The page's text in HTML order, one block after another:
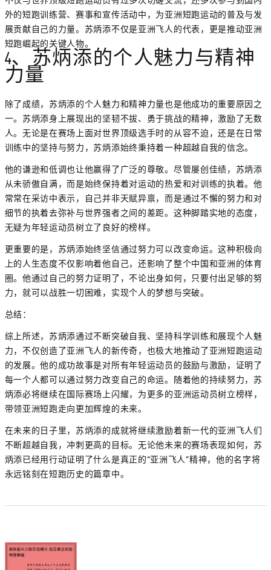
外的短跑训练营、赛事和宣传活动中，为亚洲短跑运动的普及与发
展贡献自己的力量。苏炳添不仅是亚洲飞人的代表，更是推动亚洲
短跑崛起的关键人物。
4、苏炳添的个人魅力与精神
力量
除了成绩，苏炳添的个人魅力和精神力量也是他成功的重要原因之
一。苏炳添身上展现出的坚韧不拔、勇于挑战的精神，激励了无数
人。无论是在赛场上面对世界顶级选手时的从容不迫，还是在日常
训练中的坚持与努力，苏炳添始终秉持着一种超越自我的信念。
他的谦逊和低调也让他赢得了广泛的尊敬。尽管屡创佳绩，苏炳添
从未骄傲自满，而是始终保持着对运动的热爱和对训练的执着。他
常常在采访中表示，自己并非天赋异禀，而是通过不懈的努力和对
细节的执着去弥补与世界强者之间的差距。这种脚踏实地的态度，
无疑为年轻运动员树立了良好的榜样。
更重要的是，苏炳添始终坚信通过努力可以改变命运。这种积极向
上的人生态度不仅影响着他自己，还影响了整个中国和亚洲的体育
圈。他通过自己的努力证明了，不论出身如何，只要付出足够的努
力，就可以战胜一切困难，实现个人的梦想与突破。
总结：
综上所述，苏炳添通过不断突破自我、坚持科学训练和展现个人魅
力，不仅创造了亚洲飞人的新传奇，也极大地推动了亚洲短跑运动
的发展。他的成功故事是对所有年轻运动员的鼓励与激励，证明了
每一个人都可以通过努力改变自己的命运。随着他的持续努力，苏
炳添必将继续在国际赛场上闪耀，为更多的亚洲运动员树立榜样，
带领亚洲短跑走向更加辉煌的未来。
在未来的日子里，苏炳添的成就将继续激励着新一代的亚洲飞人们
不断超越自我，冲刺更高的目标。无论他未来的赛场表现如何，苏
炳添已经用行动证明了什么是真正的“亚洲飞人”精神，他的名字将
永远铭刻在短跑历史的篇章中。